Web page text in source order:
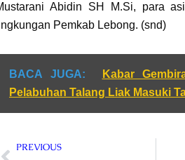
Abidin SH M.Si, para
Pemkab Lebong. (snd)
BACA JUGA:
Kabar
Pelabuhan Talang Liak Masuki
Prev
PREVIOUS